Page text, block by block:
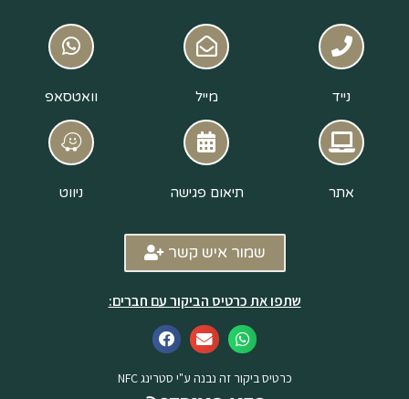
נייד
אתר
מייל
תיאום פגישה
וואטסאפ
ניווט
שמור איש קשר
שתפו את כרטיס הביקור עם חברים:
כרטיס ביקור זה נבנה ע"י סטרינג NFC